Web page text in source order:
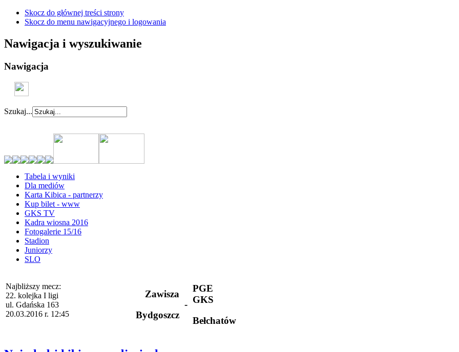
Skocz do głównej treści strony
Skocz do menu nawigacyjnego i logowania
Nawigacja i wyszukiwanie
Nawigacja
Szukaj...
Tabela i wyniki
Dla mediów
Karta Kibica - partnerzy
Kup bilet - www
GKS TV
Kadra wiosna 2016
Fotogalerie 15/16
Stadion
Juniorzy
SLO
Najbliższy mecz:
22. kolejka I ligi
ul. Gdańska 163
20.03.2016 r. 12:45
Zawisza
Bydgoszcz
-
PGE
GKS
Bełchatów